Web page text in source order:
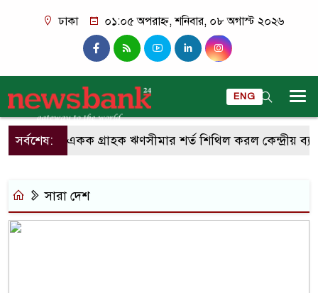
ঢাকা ০১:০৫ অপরাহ্ন, শনিবার, ০৮ অগাস্ট ২০২৬
ENG
সর্বশেষ: একক গ্রাহক ঋণসীমার শর্ত শিথিল করল কেন্দ্রীয়
সারা দেশ